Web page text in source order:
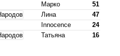
Марко
51
Лина
47
Innocence
24
Татьяна 16